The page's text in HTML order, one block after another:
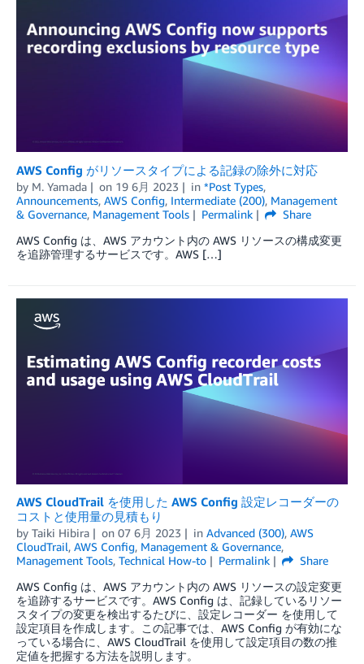
AWS Config がリソースタイプによる記録の除外に対応
by M. Yamada on 19 6月 2023 in *Post Types,
Announcements, AWS Config, Intermediate (200), Management
& Governance, Management Tools Permalink
Share
AWS Config は、AWS アカウント内の AWS リソースの構成変更
を追跡管理するサービスです。AWS […]
AWS CloudTrail を使用した AWS Config 設定レコーダーの
コストと使用量の見積もり
by Taiki Hibira on 07 6月 2023 in Advanced (300), AWS
CloudTrail, AWS Config, Management & Governance,
Management Tools, Technical How-to Permalink
Share
AWS Config は、AWS アカウント内の AWS リソースの設定変更
を追跡するサービスです。AWS Config は、記録しているリソー
スタイプの変更を検出するたびに、設定レコーダー を使用して
設定項目を作成します。この記事では、AWS Config が有効にな
っている場合に、AWS CloudTrail を使用して設定項目の数の推
定値を把握する方法を説明します。